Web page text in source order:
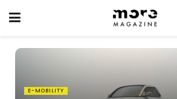
E-MOBILITY